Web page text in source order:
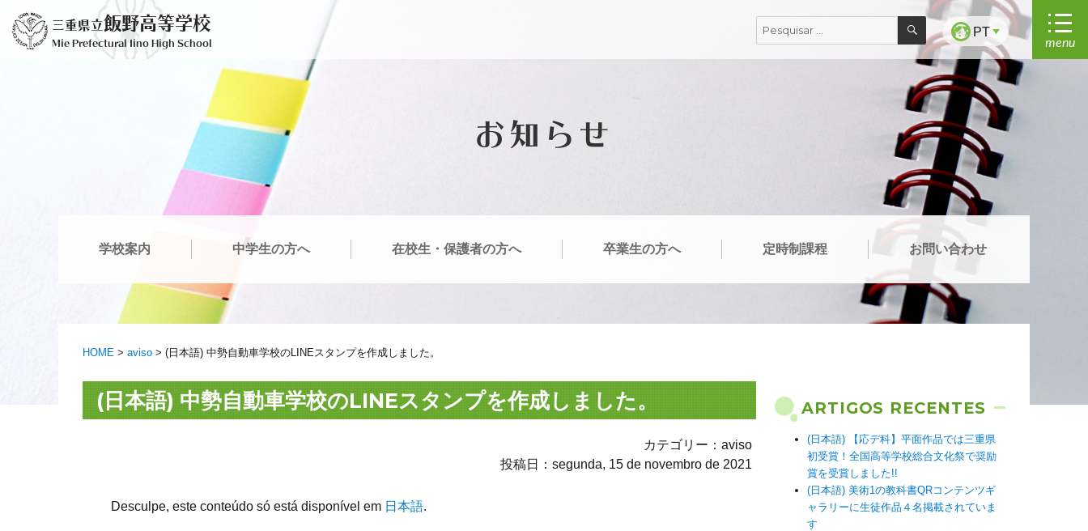
para
三重県立飯野高等学校
Mie Prefectural Iino High School
Pesquisar
por:
PESQUISAR
PT
menu
お知らせ
学校案内 中学生の方へ 在校生・保護者の方へ 卒業生の方へ 定時制課程 お問い合わせ
HOME > aviso > (日本語) 中勢自動車学校のLINEスタンプを作成しました。
(日本語) 中勢自動車学校のLINEスタンプを作成しました。
カテゴリー：aviso
投稿日：segunda, 15 de novembro de 2021
Desculpe, este conteúdo só está disponível em 日本語.
ARTIGOS RECENTES
(日本語) 【応デ科】平面作品では三重県
初受賞！全国高等学校総合文化祭で奨励
賞を受賞しました!!
(日本語) 美術1の教科書QRコンテンツギ
ャラリーに生徒作品４名掲載されていま
す